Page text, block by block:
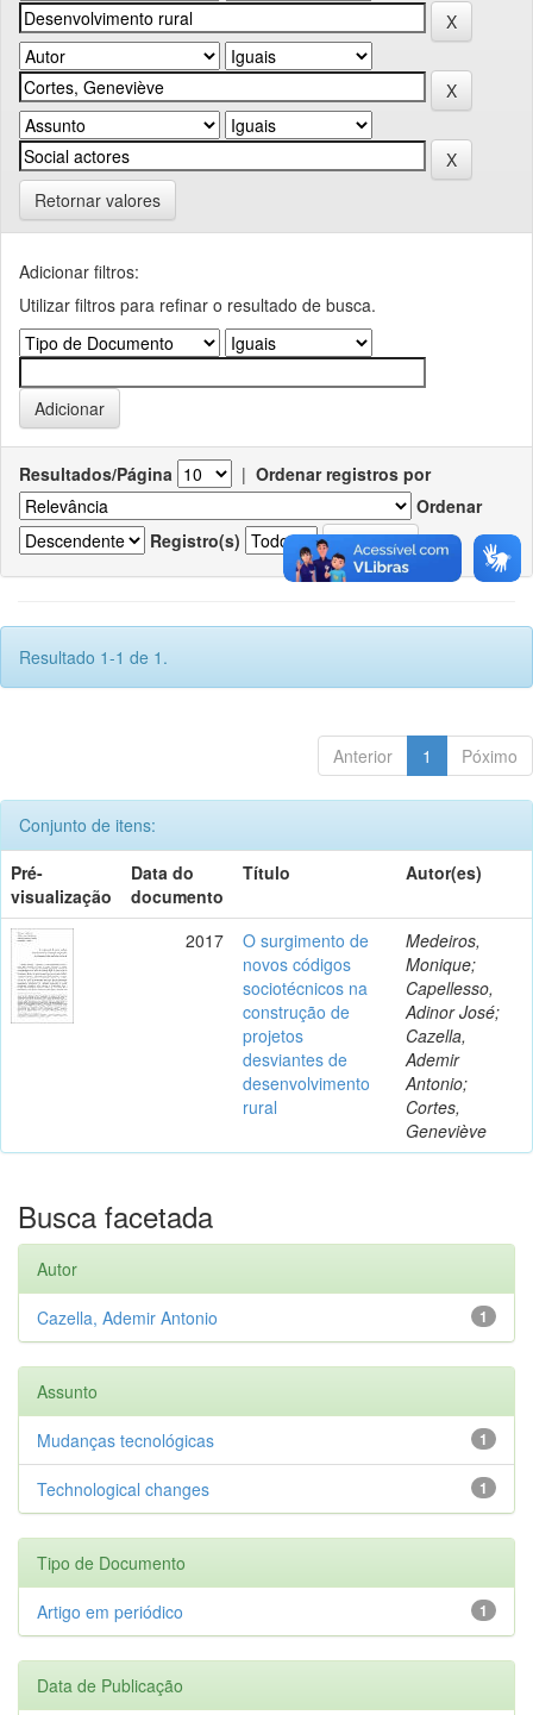
Retornar valores
Adicionar filtros:
Utilizar filtros para refinar o resultado de busca.
Resultados/Página | Ordenar registros por
Ordenar
Registro(s)
Resultado 1-1 de 1.
Anterior 1 Póximo
Conjunto de itens:
Pré-
visualização
Data do
documento
Título Autor(es)
2017
O surgimento de
novos códigos
sociotécnicos na
construção de
projetos
desviantes de
desenvolvimento
rural
Medeiros,
Monique;
Capellesso,
Adinor José;
Cazella,
Ademir
Antonio;
Cortes,
Geneviève
Busca facetada
Autor
1
Cazella, Ademir Antonio
Assunto
1
Mudanças tecnológicas
1
Technological changes
Tipo de Documento
1
Artigo em periódico
Data de Publicação